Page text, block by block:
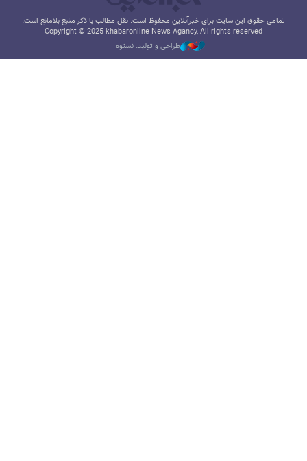
تمامی حقوق این سایت برای خبرآنلاین محفوظ است. نقل مطالب با ذکر منبع بلامانع است.
Copyright © 2025 khabaronline News Agancy, All rights reserved
طراحی و تولید: نستوه